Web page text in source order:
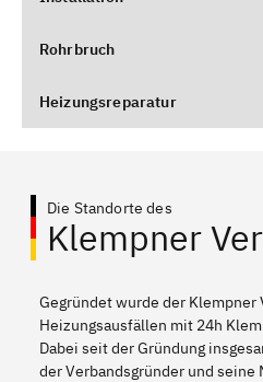
Rohrbruch
Heizungsreparatur
Die Standorte des
Klempner
Gegründet wurde der Klempner
Heizungsausfällen mit 24h
Dabei seit der Gründung
der Verbandsgründer und seine